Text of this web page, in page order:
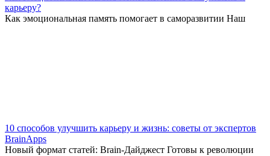
карьеру?
Как эмоциональная память помогает в саморазвитии Наш
10 способов улучшить карьеру и жизнь: советы от экспертов
BrainApps
Новый формат статей: Brain-Дайджест Готовы к революции